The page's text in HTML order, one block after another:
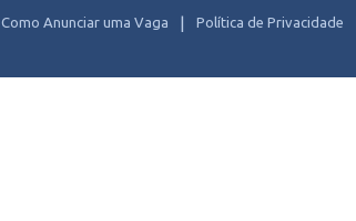
Como Anunciar uma Vaga Política de Privacidade